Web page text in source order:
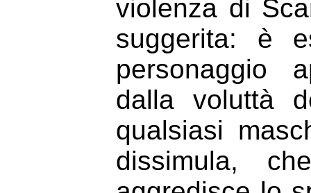
violenza di
suggerita: è
personaggio
dalla voluttà
qualsiasi
dissimula,